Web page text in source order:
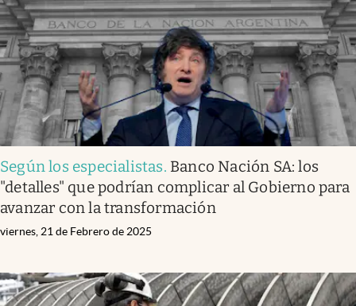
Según los especialistas. Banco Nación SA: los
"detalles" que podrían complicar al Gobierno para
avanzar con la transformación
viernes, 21 de Febrero de 2025